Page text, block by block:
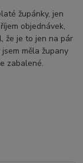
župánky, jen
objednávek,
že je to jen na pár
měla župany
zabalené.